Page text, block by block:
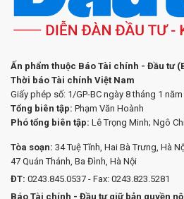
Ấn phẩm thuộc Báo Tài chính - Đầu tư
Thời báo Tài chính Việt Nam
Giấy phép số: 1/GP-BC ngày 8 tháng 1
Tổng biên tập: Phạm Văn Hoành
Phó tổng biên tập: Lê Trọng Minh; Ngô
Tòa soạn: 34 Tuệ Tĩnh, Hai Bà Trưng, Hà
47 Quán Thánh, Ba Đình, Hà Nội
ĐT: 0243.845.0537 - Fax: 0243.823.5281
Báo Tài chính - Đầu tư giữ bản quyền